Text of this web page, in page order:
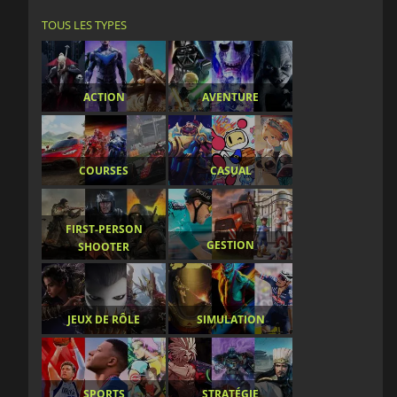
TOUS LES TYPES
ACTION AVENTURE
COURSES CASUAL
FIRST-PERSON
SHOOTER
GESTION
JEUX DE RÔLE SIMULATION
SPORTS STRATÉGIE